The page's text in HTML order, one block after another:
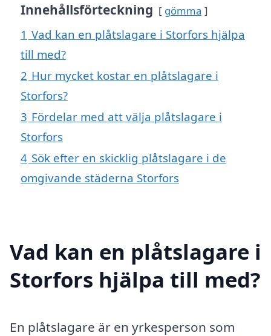
Innehållsförteckning gömma
1 Vad kan en plåtslagare i Storfors hjälpa
till med?
2 Hur mycket kostar en plåtslagare i
Storfors?
3 Fördelar med att välja plåtslagare i
Storfors
4 Sök efter en skicklig plåtslagare i de
omgivande städerna Storfors
Vad kan en plåtslagare i
Storfors hjälpa till med?
En plåtslagare är en yrkesperson som